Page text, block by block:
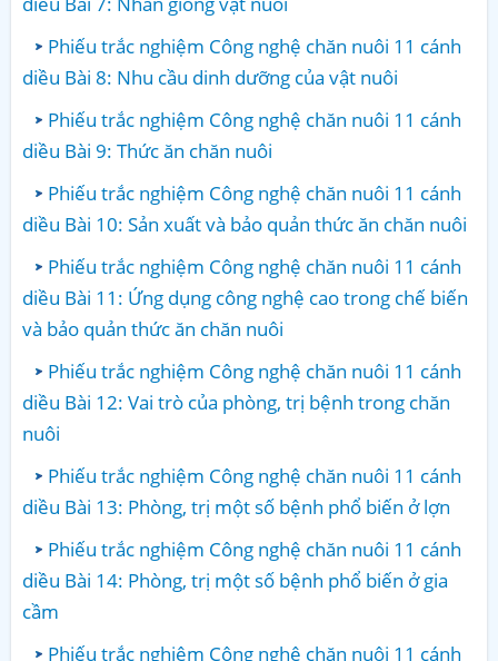
Phiếu trắc nghiệm Công nghệ chăn nuôi 11 cánh
diều Bài 8: Nhu cầu dinh dưỡng của vật nuôi
Phiếu trắc nghiệm Công nghệ chăn nuôi 11 cánh
diều Bài 9: Thức ăn chăn nuôi
Phiếu trắc nghiệm Công nghệ chăn nuôi 11 cánh
diều Bài 10: Sản xuất và bảo quản thức ăn chăn nuôi
Phiếu trắc nghiệm Công nghệ chăn nuôi 11 cánh
diều Bài 11: Ứng dụng công nghệ cao trong chế biến
và bảo quản thức ăn chăn nuôi
Phiếu trắc nghiệm Công nghệ chăn nuôi 11 cánh
diều Bài 12: Vai trò của phòng, trị bệnh trong chăn
nuôi
Phiếu trắc nghiệm Công nghệ chăn nuôi 11 cánh
diều Bài 13: Phòng, trị một số bệnh phổ biến ở lợn
Phiếu trắc nghiệm Công nghệ chăn nuôi 11 cánh
diều Bài 14: Phòng, trị một số bệnh phổ biến ở gia
cầm
Phiếu trắc nghiệm Công nghệ chăn nuôi 11 cánh